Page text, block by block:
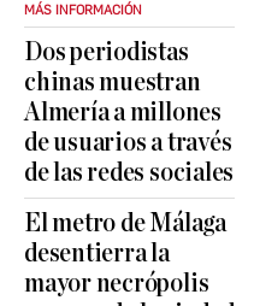
MÁS INFORMACIÓN
Dos periodistas
chinas muestran
Almería a millones
de usuarios a través
de las redes sociales
El metro de Málaga
desentierra la
mayor necrópolis